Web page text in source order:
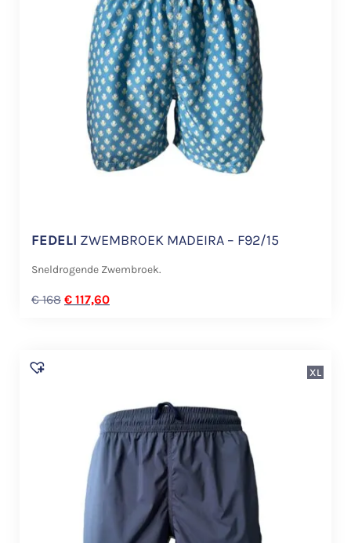
FEDELI ZWEMBROEK MADEIRA – F92/15
Sneldrogende Zwembroek.
€168 € 117,60
XL